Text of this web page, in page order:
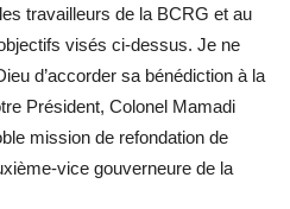
travailleurs de la BCRG et au
visés ci-dessus. Je ne
d’accorder sa bénédiction à la
Président, Colonel Mamadi
mission de refondation de
vice gouverneure de la